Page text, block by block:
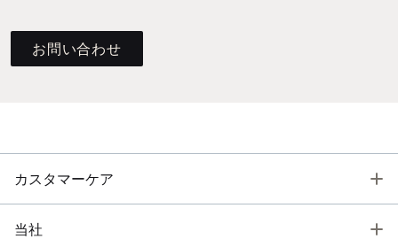
お問い合わせ
カスタマーケア
当社